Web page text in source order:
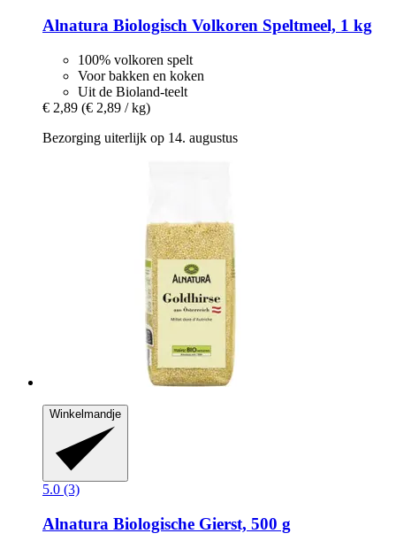
Alnatura Biologisch Volkoren Speltmeel, 1 kg
100% volkoren spelt
Voor bakken en koken
Uit de Bioland-teelt
€ 2,89 (€ 2,89 / kg)
Bezorging uiterlijk op 14. augustus
Winkelmandje
5.0 (3)
Alnatura Biologische Gierst, 500 g